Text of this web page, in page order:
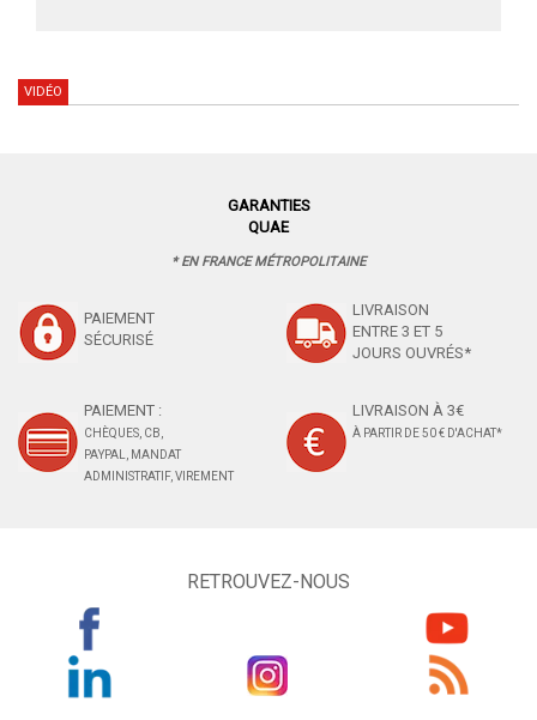
VIDÉO
GARANTIES
QUAE
* EN FRANCE MÉTROPOLITAINE
PAIEMENT
SÉCURISÉ
LIVRAISON
ENTRE 3 ET 5
JOURS OUVRÉS*
PAIEMENT :
CHÈQUES, CB,
PAYPAL, MANDAT
ADMINISTRATIF, VIREMENT
LIVRAISON À 3€
À PARTIR DE 50 € D'ACHAT*
RETROUVEZ-NOUS